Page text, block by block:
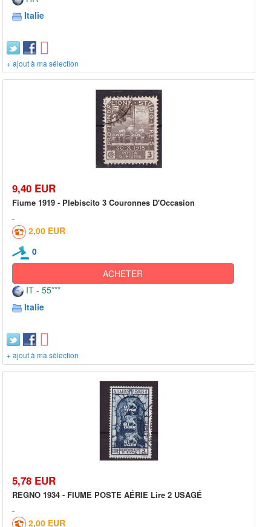
Italie
+ ajout à ma sélection
9,40 EUR
Fiume 1919 - Plebiscito 3 Couronnes D'Occasion
2,00 EUR
0
ACHETER
IT - 55***
Italie
+ ajout à ma sélection
5,78 EUR
REGNO 1934 - FIUME POSTE AÉRIE Lire 2 USAGÉ
2,00 EUR